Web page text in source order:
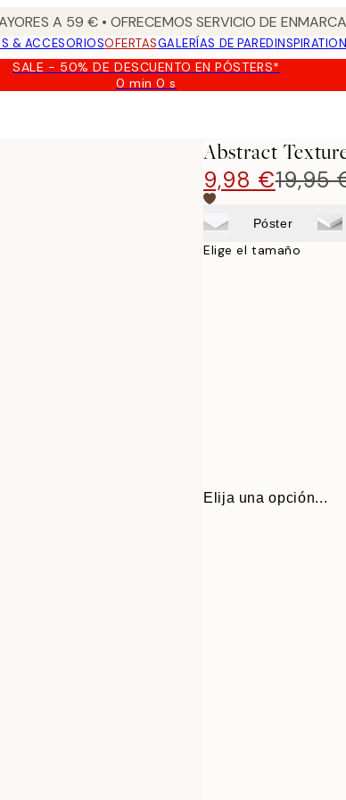
A 59 € • OFRECEMOS SERVICIO DE
& ACCESORIOSOFERTASGALERÍAS DE PARED
SALE - 50% DE DESCUENTO EN PÓSTERS*
0 min0 s
Válido
Abstract
9,98 €19,95
Póster
Elige el tamaño
Elija una opción...